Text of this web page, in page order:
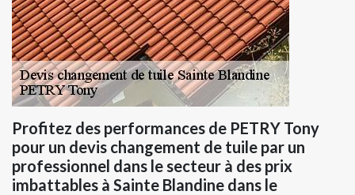
Profitez des performances de PETRY Tony
pour un devis changement de tuile par un
professionnel dans le secteur à des prix
imbattables à Sainte Blandine dans le